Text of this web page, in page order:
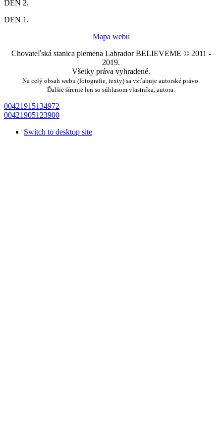
DEN 2.
DEN 1.
Mapa webu
Chovateľská stanica plemena Labrador BELIEVEME © 2011 -
2019.
Všetky práva vyhradené.
Na celý obsah webu (fotografie, texty) sa vzťahuje autorské právo.
Ďalšie šírenie len so súhlasom vlastníka, autora.
00421915134972
00421905123900
Switch to desktop site